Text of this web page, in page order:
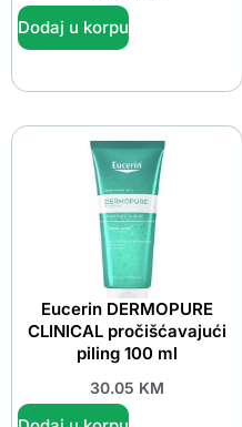
Dodaj u korpu
Eucerin DERMOPURE
CLINICAL pročišćavajući
piling 100 ml
30.05 KM